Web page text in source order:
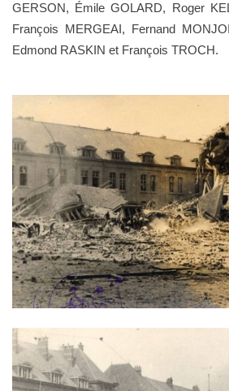
GERSON, Émile GOLARD, Roger
François MERGEAI, Fernand
Edmond RASKIN et François TROCH.